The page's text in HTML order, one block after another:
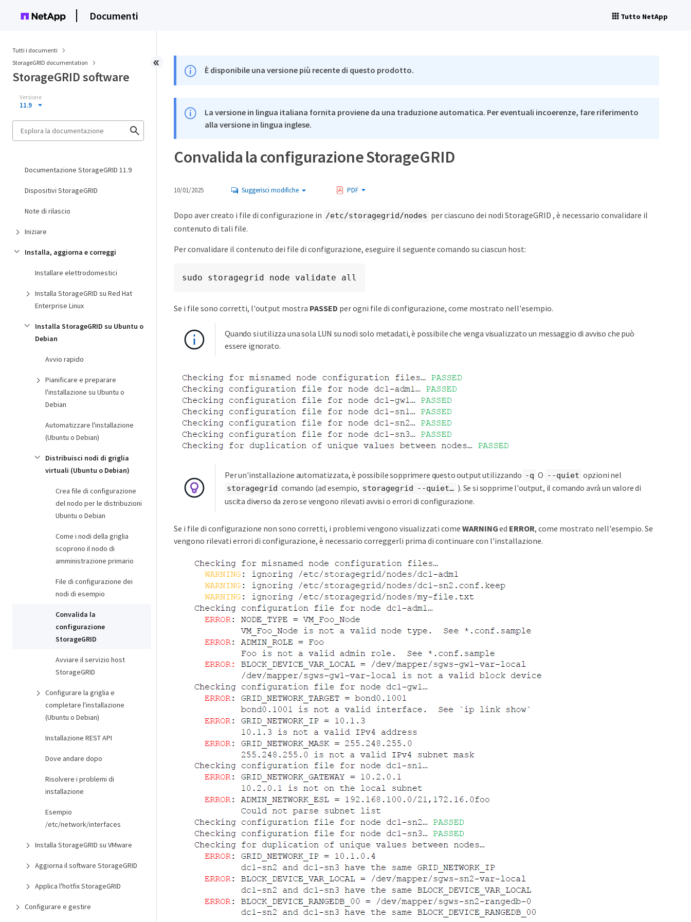
Documenti Tutto NetApp
Tutti i documenti
StorageGRID documentation
StorageGRID software
Versione
11.9
Documentazione StorageGRID 11.9
Dispositivi StorageGRID
Note di rilascio
Iniziare
Installa, aggiorna e correggi
Installare elettrodomestici
Installa StorageGRID su Red Hat
Enterprise Linux
Installa StorageGRID su Ubuntu o
Debian
Avvio rapido
Pianificare e preparare
l'installazione su Ubuntu o
Debian
Automatizzare l'installazione
(Ubuntu o Debian)
Distribuisci nodi di griglia
virtuali (Ubuntu o Debian)
Crea file di configurazione
del nodo per le distribuzioni
Ubuntu o Debian
Come i nodi della griglia
scoprono il nodo di
amministrazione primario
File di configurazione dei
nodi di esempio
Convalida la
configurazione
StorageGRID
Avviare il servizio host
StorageGRID
Configurare la griglia e
completare l'installazione
(Ubuntu o Debian)
Installazione REST API
Dove andare dopo
Risolvere i problemi di
installazione
Esempio
/etc/network/interfaces
Installa StorageGRID su VMware
Aggiorna il software StorageGRID
Applica l'hotfix StorageGRID
Configurare e gestire
È disponibile una versione più recente di questo prodotto.
La versione in lingua italiana fornita proviene da una traduzione automatica. Per eventuali incoerenze, fare riferimento
alla versione in lingua inglese.
Convalida la configurazione StorageGRID
10/01/2025 Suggerisci modifiche PDF
Dopo aver creato i file di configurazione in /etc/storagegrid/nodes per ciascuno dei nodi StorageGRID , è necessario convalidare il
contenuto di tali file.
Per convalidare il contenuto dei file di configurazione, eseguire il seguente comando su ciascun host:
sudo storagegrid node validate all
Se i file sono corretti, l'output mostra PASSED per ogni file di configurazione, come mostrato nell'esempio.
Quando si utilizza una sola LUN su nodi solo metadati, è possibile che venga visualizzato un messaggio di avviso che può
essere ignorato.
Per un'installazione automatizzata, è possibile sopprimere questo output utilizzando -q O --quiet opzioni nel
storagegrid comando (ad esempio, storagegrid --quiet…​ ). Se si sopprime l'output, il comando avrà un valore di
uscita diverso da zero se vengono rilevati avvisi o errori di configurazione.
Se i file di configurazione non sono corretti, i problemi vengono visualizzati come WARNINGed ERROR, come mostrato nell'esempio. Se
vengono rilevati errori di configurazione, è necessario correggerli prima di continuare con l'installazione.